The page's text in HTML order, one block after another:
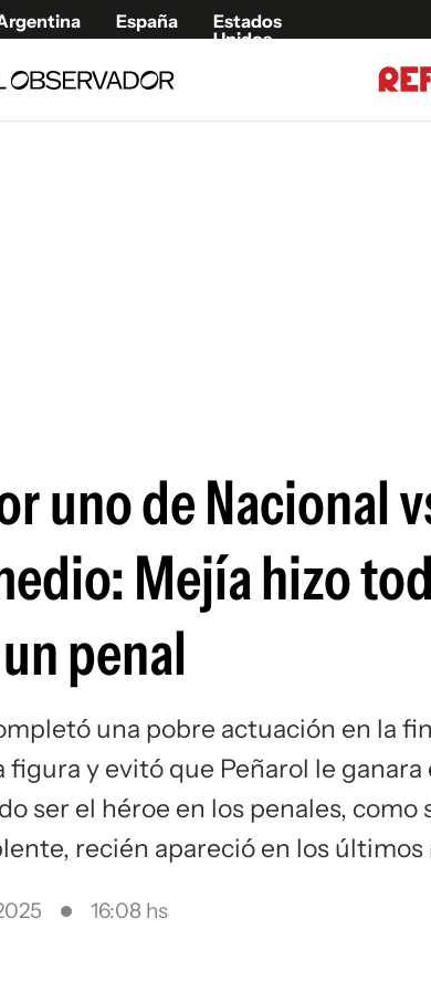
España
Estados
Unidos
uno de Nacional
Mejía hizo
penal
una pobre actuación en la
figura y evitó que Peñarol le
ser el héroe en los penales,
recién apareció en los
16:08 hs